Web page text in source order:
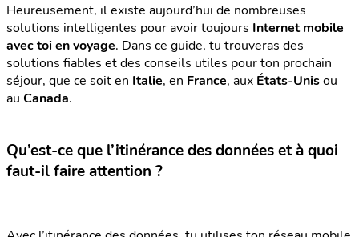
Heureusement, il existe aujourd’hui de nombreuses
solutions intelligentes pour avoir toujours Internet mobile
avec toi en voyage. Dans ce guide, tu trouveras des
solutions fiables et des conseils utiles pour ton prochain
séjour, que ce soit en Italie, en France, aux États-Unisou
au Canada.
Qu’est-ce que l’itinérance des données et à quoi
faut-il faire attention ?